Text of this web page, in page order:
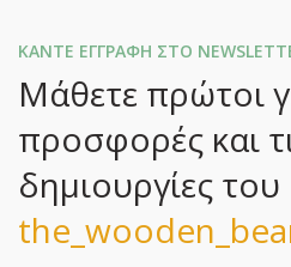
ΚΑΝΤΕ ΕΓΓΡΑΦΗ ΣΤΟ
Μάθετε πρώτοι
προσφορές και
δημιουργίες του